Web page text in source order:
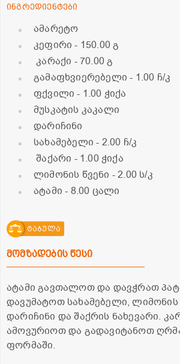
ინგრედიენტები
ამარეტო
კეფირი- 150.00 გ
კარაქი - 70.00 გ
გამაფხვიერებელი- 1.00 ჩ/კ
ფქვილი- 1.00 ჭიქა
მუსკატის კაკალი
დარიჩინი
სახამებელი- 2.00 ჩ/კ
შაქარი - 1.00 ჭიქა
ლიმონის წვენი - 2.00 ს/კ
ატამი- 8.00 ცალი
ტაბულა
მომზადების წესი
ატამი გავთალოთ და დავჭრათ
დავუმატოთ სახამებელი, ლიმონის
დარიჩინი და შაქრის ნახევარი.
ამოვურიოთ და გადავიტანოთ
ფორმაში.